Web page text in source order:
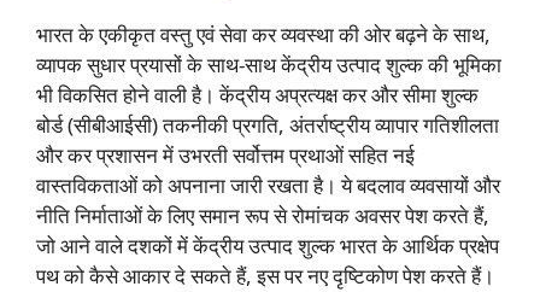
भारत के एकीकृत वस्तु एवं सेवा कर व्यवस्था की ओर बढ़ने के साथ,
व्यापक सुधार प्रयासों के साथ-साथ केंद्रीय उत्पाद शुल्क की भूमिका
भी विकसित होने वाली है। केंद्रीय अप्रत्यक्ष कर और सीमा शुल्क
बोर्ड (सीबीआईसी) तकनीकी प्रगति, अंतर्राष्ट्रीय व्यापार गतिशीलता
और कर प्रशासन में उभरती सर्वोत्तम प्रथाओं सहित नई
वास्तविकताओं को अपनाना जारी रखता है। ये बदलाव व्यवसायों और
नीति निर्माताओं के लिए समान रूप से रोमांचक अवसर पेश करते हैं,
जो आने वाले दशकों में केंद्रीय उत्पाद शुल्क भारत के आर्थिक प्रक्षेप
पथ को कैसे आकार दे सकते हैं, इस पर नए दृष्टिकोण पेश करते हैं।